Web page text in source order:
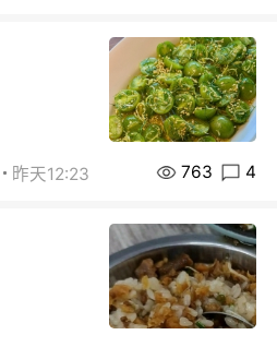
昨天12:23 763 4